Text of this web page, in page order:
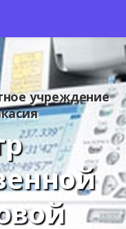
учреждение